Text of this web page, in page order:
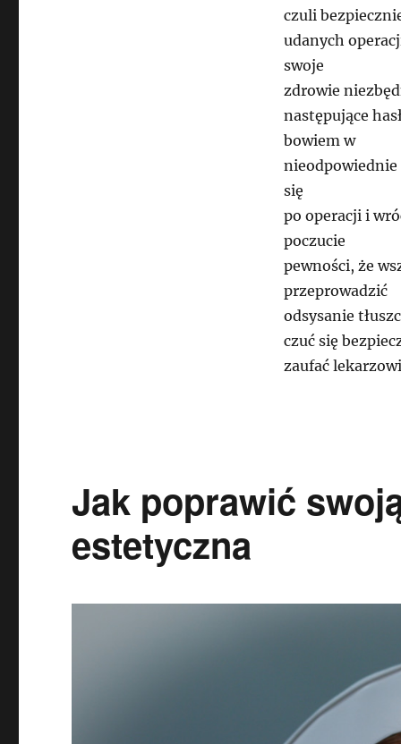
czuli
udanych
swoje
zdrowie
następujące
bowiem w
nieodpowiednie
się
po operacji i
poczucie
pewności, że
przeprowadzić
odsysanie
czuć się
zaufać
Jak poprawić
estetyczna